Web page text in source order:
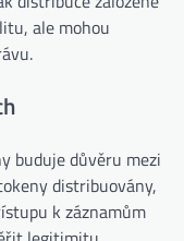
ale mohou
buduje důvěru mezi
distribuovány,
k záznamům